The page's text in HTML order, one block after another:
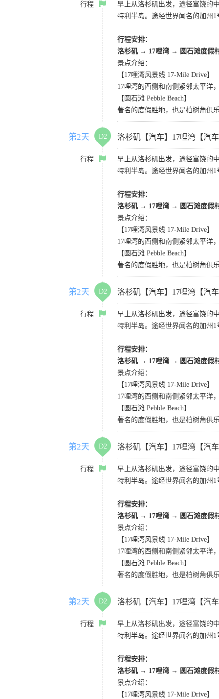
行程
早上从洛杉矶出发，途径富饶的
特利半岛。途经世界闻名的加州
行程安排：
洛杉矶 → 17哩湾 → 圆石滩度假
景点介绍：
【17哩湾风景线 17-Mile Drive】
17哩湾的西侧和南侧紧邻太平洋
【圆石滩 Pebble Beach】
著名的度假胜地，也是柏树角俱
第2天 D2 洛杉矶【汽车】17哩湾【汽
行程
早上从洛杉矶出发，途径富饶的
特利半岛。途经世界闻名的加州
行程安排：
洛杉矶 → 17哩湾 → 圆石滩度假
景点介绍：
【17哩湾风景线 17-Mile Drive】
17哩湾的西侧和南侧紧邻太平洋
【圆石滩 Pebble Beach】
著名的度假胜地，也是柏树角俱
第2天 D2 洛杉矶【汽车】17哩湾【汽
行程
早上从洛杉矶出发，途径富饶的
特利半岛。途经世界闻名的加州
行程安排：
洛杉矶 → 17哩湾 → 圆石滩度假
景点介绍：
【17哩湾风景线 17-Mile Drive】
17哩湾的西侧和南侧紧邻太平洋
【圆石滩 Pebble Beach】
著名的度假胜地，也是柏树角俱
第2天 D2 洛杉矶【汽车】17哩湾【汽
行程
早上从洛杉矶出发，途径富饶的
特利半岛。途经世界闻名的加州
行程安排：
洛杉矶 → 17哩湾 → 圆石滩度假
景点介绍：
【17哩湾风景线 17-Mile Drive】
17哩湾的西侧和南侧紧邻太平洋
【圆石滩 Pebble Beach】
著名的度假胜地，也是柏树角俱
第2天 D2 洛杉矶【汽车】17哩湾【汽
行程
早上从洛杉矶出发，途径富饶的
特利半岛。途经世界闻名的加州
行程安排：
洛杉矶 → 17哩湾 → 圆石滩度假
景点介绍：
【17哩湾风景线 17-Mile Drive】